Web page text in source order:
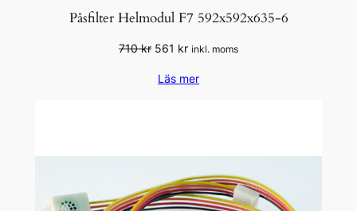
Påsfilter Helmodul F7 592x592x635-6
710kr Det
priset
561 krDet
priset
inkl. moms
Läs mer